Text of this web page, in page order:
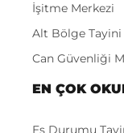
İşitme Merkezi
Alt Bölge
Can Güvenliği
EN ÇOK
Eş Durumu